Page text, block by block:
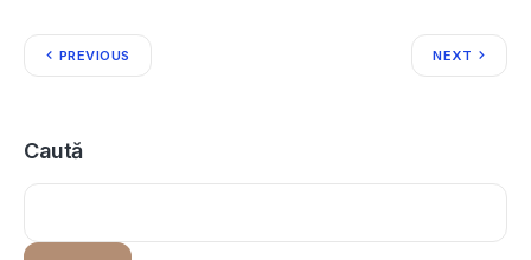
PREVIOUS NEXT
Caută